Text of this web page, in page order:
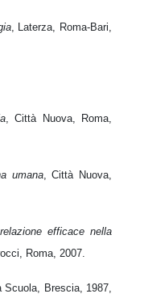
, Laterza, Roma-Bari,
, Città Nuova, Roma,
umana, Città Nuova,
efficace nella
Roma, 2007.
Scuola, Brescia, 1987,